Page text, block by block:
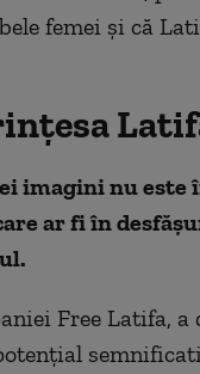
femei şi că
imagini nu este
ar fi în
Free Latifa, a